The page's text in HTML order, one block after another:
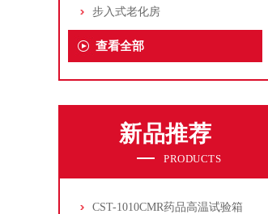
步入式老化房
查看全部
新品推荐
PRODUCTS
CST-1010CMR药品高温试验箱